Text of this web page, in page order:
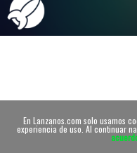
En Lanzanos.com solo usamos
experiencia de uso. Al continuar